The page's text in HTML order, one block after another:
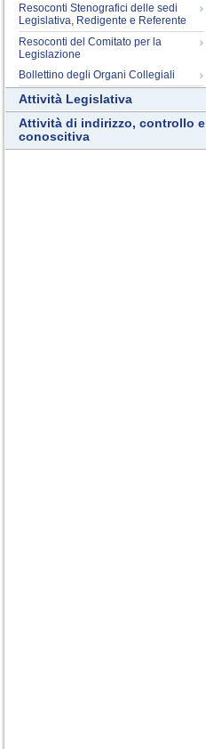
Resoconti Stenografici delle sedi
Legislativa, Redigente e Referente
Resoconti del Comitato per la
Legislazione
Bollettino degli Organi Collegiali
Attività Legislativa
Attività di indirizzo, controllo e
conoscitiva